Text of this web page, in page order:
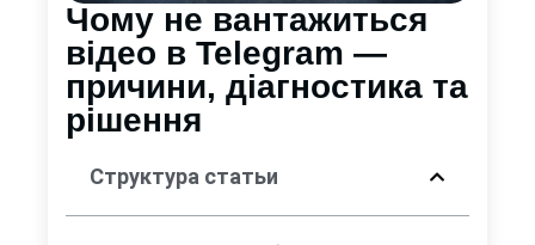
Чому не вантажиться
відео в Telegram —
причини, діагностика та
рішення
Структура статьи